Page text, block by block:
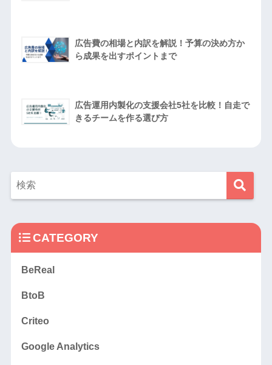
広告費の相場と内訳を解説！予算の決め方か
ら成果を出すポイントまで
広告運用内製化の支援会社5社を比較！自走で
きるチームを作る選び方
CATEGORY
BeReal
BtoB
Criteo
Google Analytics